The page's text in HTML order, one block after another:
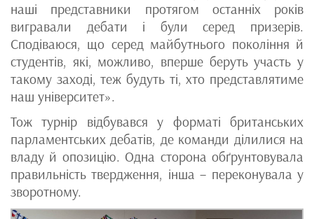
наші представники протягом останніх років
вигравали дебати і були серед призерів.
Сподіваюся, що серед майбутнього покоління й
студентів, які, можливо, вперше беруть участь у
такому заході, теж будуть ті, хто представлятиме
наш університет».
Тож турнір відбувався у форматі британських
парламентських дебатів, де команди ділилися на
владу й опозицію. Одна сторона обґрунтовувала
правильність твердження, інша – переконувала у
зворотному.